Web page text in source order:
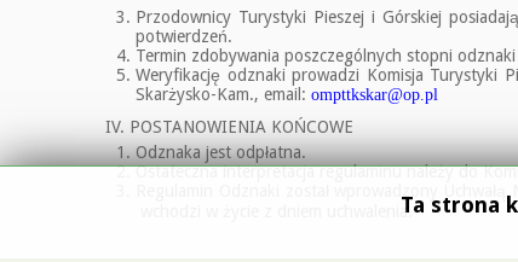
Przodownicy Turystyki Pieszej i Górskiej
potwierdzeń.
Termin zdobywania poszczególnych stopni
Weryfikację odznaki prowadzi Komisja Turystyki
Skarżysko-Kam., email: ompttkskar@op.pl
IV. POSTANOWIENIA KOŃCOWE
Odznaka jest odpłatna.
Ostateczna interpretacja regulaminu należy do
Regulamin Odznaki został wprowadzony
wchodzi w życie z dniem uchwalenia.
Ta strona